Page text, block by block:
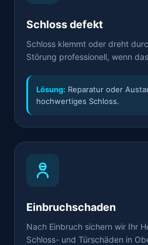
Schloss defekt
Schloss klemmt oder dreht
Störung professionell, wenn
Lösung: Reparatur oder
hochwertiges Schloss.
Einbruchschaden
Nach Einbruch sichern wir Ihr
Schloss- und Türschäden in